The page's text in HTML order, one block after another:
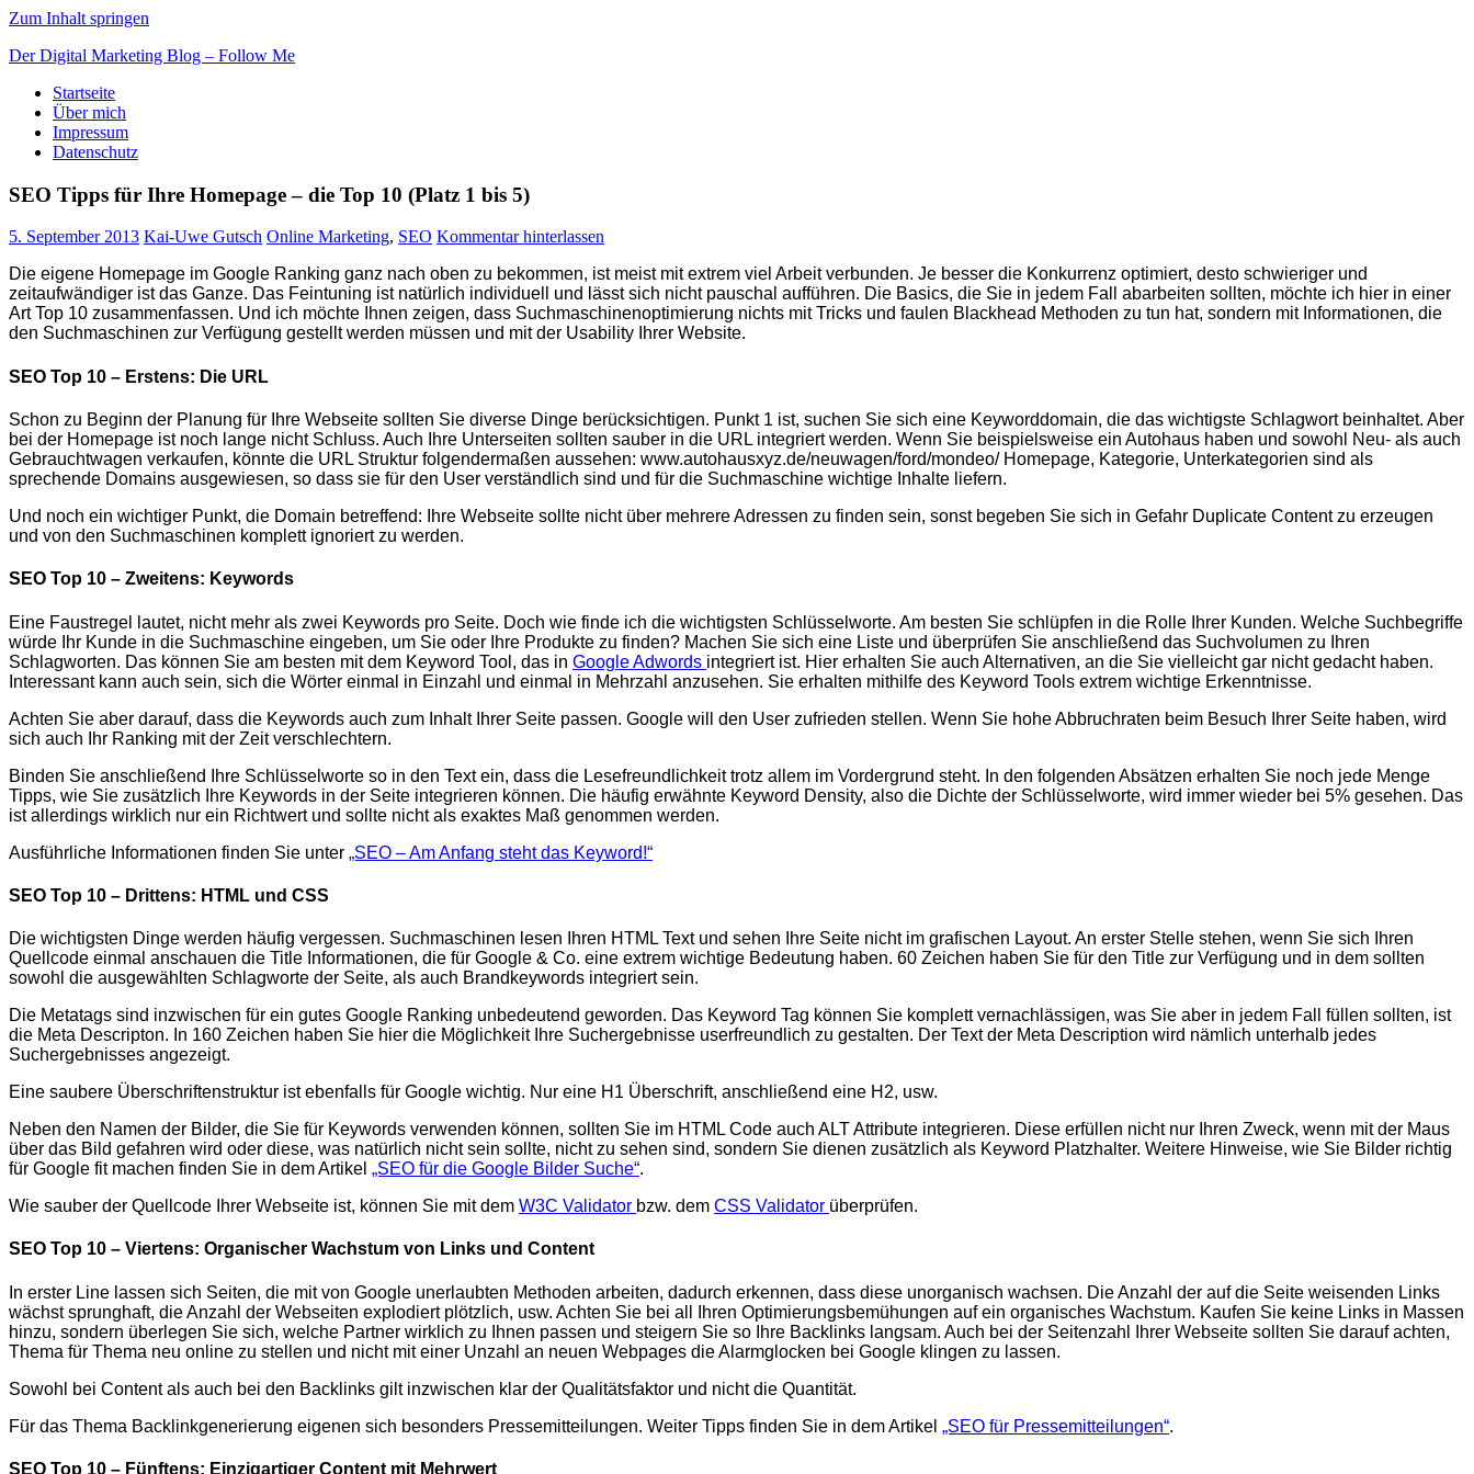
Zum Inhalt springen
Der Digital Marketing Blog – Follow Me
Startseite
Über mich
Impressum
Datenschutz
SEO Tipps für Ihre Homepage – die Top 10 (Platz 1 bis 5)
5. September 2013 Kai-Uwe Gutsch Online Marketing, SEO Kommentar hinterlassen
Die eigene Homepage im Google Ranking ganz nach oben zu bekommen, ist meist mit extrem viel Arbeit verbunden. Je besser die Konkurrenz optimiert, desto schwieriger und
zeitaufwändiger ist das Ganze. Das Feintuning ist natürlich individuell und lässt sich nicht pauschal aufführen. Die Basics, die Sie in jedem Fall abarbeiten sollten, möchte ich hier in einer
Art Top 10 zusammenfassen. Und ich möchte Ihnen zeigen, dass Suchmaschinenoptimierung nichts mit Tricks und faulen Blackhead Methoden zu tun hat, sondern mit Informationen, die
den Suchmaschinen zur Verfügung gestellt werden müssen und mit der Usability Ihrer Website.
SEO Top 10 – Erstens: Die URL
Schon zu Beginn der Planung für Ihre Webseite sollten Sie diverse Dinge berücksichtigen. Punkt 1 ist, suchen Sie sich eine Keyworddomain, die das wichtigste Schlagwort beinhaltet. Aber
bei der Homepage ist noch lange nicht Schluss. Auch Ihre Unterseiten sollten sauber in die URL integriert werden. Wenn Sie beispielsweise ein Autohaus haben und sowohl Neu- als auch
Gebrauchtwagen verkaufen, könnte die URL Struktur folgendermaßen aussehen: www.autohausxyz.de/neuwagen/ford/mondeo/ Homepage, Kategorie, Unterkategorien sind als
sprechende Domains ausgewiesen, so dass sie für den User verständlich sind und für die Suchmaschine wichtige Inhalte liefern.
Und noch ein wichtiger Punkt, die Domain betreffend: Ihre Webseite sollte nicht über mehrere Adressen zu finden sein, sonst begeben Sie sich in Gefahr Duplicate Content zu erzeugen
und von den Suchmaschinen komplett ignoriert zu werden.
SEO Top 10 – Zweitens: Keywords
Eine Faustregel lautet, nicht mehr als zwei Keywords pro Seite. Doch wie finde ich die wichtigsten Schlüsselworte. Am besten Sie schlüpfen in die Rolle Ihrer Kunden. Welche Suchbegriffe
würde Ihr Kunde in die Suchmaschine eingeben, um Sie oder Ihre Produkte zu finden? Machen Sie sich eine Liste und überprüfen Sie anschließend das Suchvolumen zu Ihren
Schlagworten. Das können Sie am besten mit dem Keyword Tool, das in Google Adwords integriert ist. Hier erhalten Sie auch Alternativen, an die Sie vielleicht gar nicht gedacht haben.
Interessant kann auch sein, sich die Wörter einmal in Einzahl und einmal in Mehrzahl anzusehen. Sie erhalten mithilfe des Keyword Tools extrem wichtige Erkenntnisse.
Achten Sie aber darauf, dass die Keywords auch zum Inhalt Ihrer Seite passen. Google will den User zufrieden stellen. Wenn Sie hohe Abbruchraten beim Besuch Ihrer Seite haben, wird
sich auch Ihr Ranking mit der Zeit verschlechtern.
Binden Sie anschließend Ihre Schlüsselworte so in den Text ein, dass die Lesefreundlichkeit trotz allem im Vordergrund steht. In den folgenden Absätzen erhalten Sie noch jede Menge
Tipps, wie Sie zusätzlich Ihre Keywords in der Seite integrieren können. Die häufig erwähnte Keyword Density, also die Dichte der Schlüsselworte, wird immer wieder bei 5% gesehen. Das
ist allerdings wirklich nur ein Richtwert und sollte nicht als exaktes Maß genommen werden.
Ausführliche Informationen finden Sie unter „SEO – Am Anfang steht das Keyword!“
SEO Top 10 – Drittens: HTML und CSS
Die wichtigsten Dinge werden häufig vergessen. Suchmaschinen lesen Ihren HTML Text und sehen Ihre Seite nicht im grafischen Layout. An erster Stelle stehen, wenn Sie sich Ihren
Quellcode einmal anschauen die Title Informationen, die für Google & Co. eine extrem wichtige Bedeutung haben. 60 Zeichen haben Sie für den Title zur Verfügung und in dem sollten
sowohl die ausgewählten Schlagworte der Seite, als auch Brandkeywords integriert sein.
Die Metatags sind inzwischen für ein gutes Google Ranking unbedeutend geworden. Das Keyword Tag können Sie komplett vernachlässigen, was Sie aber in jedem Fall füllen sollten, ist
die Meta Descripton. In 160 Zeichen haben Sie hier die Möglichkeit Ihre Suchergebnisse userfreundlich zu gestalten. Der Text der Meta Description wird nämlich unterhalb jedes
Suchergebnisses angezeigt.
Eine saubere Überschriftenstruktur ist ebenfalls für Google wichtig. Nur eine H1 Überschrift, anschließend eine H2, usw.
Neben den Namen der Bilder, die Sie für Keywords verwenden können, sollten Sie im HTML Code auch ALT Attribute integrieren. Diese erfüllen nicht nur Ihren Zweck, wenn mit der Maus
über das Bild gefahren wird oder diese, was natürlich nicht sein sollte, nicht zu sehen sind, sondern Sie dienen zusätzlich als Keyword Platzhalter. Weitere Hinweise, wie Sie Bilder richtig
für Google fit machen finden Sie in dem Artikel „SEO für die Google Bilder Suche“.
Wie sauber der Quellcode Ihrer Webseite ist, können Sie mit dem W3C Validator bzw. dem CSS Validator überprüfen.
SEO Top 10 – Viertens: Organischer Wachstum von Links und Content
In erster Line lassen sich Seiten, die mit von Google unerlaubten Methoden arbeiten, dadurch erkennen, dass diese unorganisch wachsen. Die Anzahl der auf die Seite weisenden Links
wächst sprunghaft, die Anzahl der Webseiten explodiert plötzlich, usw. Achten Sie bei all Ihren Optimierungsbemühungen auf ein organisches Wachstum. Kaufen Sie keine Links in Massen
hinzu, sondern überlegen Sie sich, welche Partner wirklich zu Ihnen passen und steigern Sie so Ihre Backlinks langsam. Auch bei der Seitenzahl Ihrer Webseite sollten Sie darauf achten,
Thema für Thema neu online zu stellen und nicht mit einer Unzahl an neuen Webpages die Alarmglocken bei Google klingen zu lassen.
Sowohl bei Content als auch bei den Backlinks gilt inzwischen klar der Qualitätsfaktor und nicht die Quantität.
Für das Thema Backlinkgenerierung eigenen sich besonders Pressemitteilungen. Weiter Tipps finden Sie in dem Artikel „SEO für Pressemitteilungen“.
SEO Top 10 – Fünftens: Einzigartiger Content mit Mehrwert